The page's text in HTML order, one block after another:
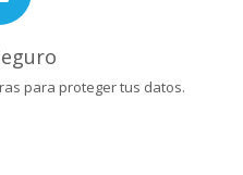
para proteger tus datos.